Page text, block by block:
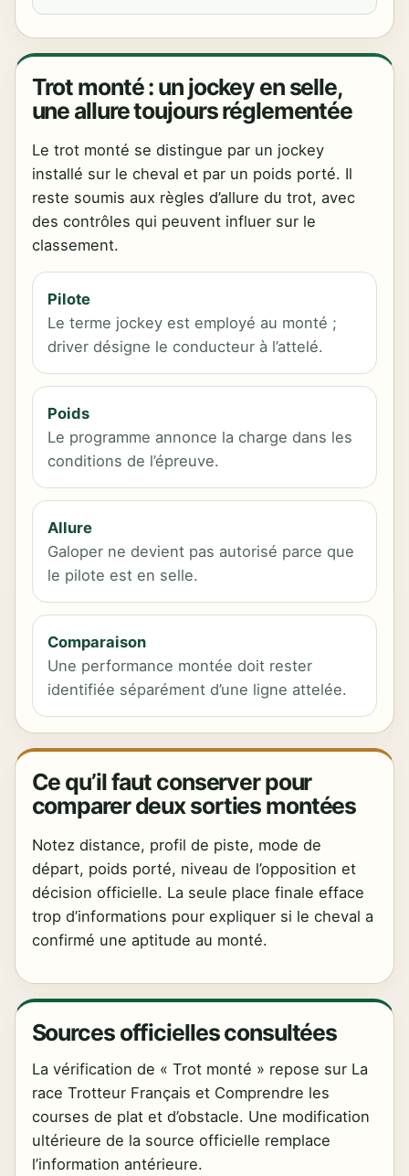
Trot monté : un jockey en selle,
une allure toujours réglementée
Le trot monté se distingue par un jockey
installé sur le cheval et par un poids porté. Il
reste soumis aux règles d’allure du trot, avec
des contrôles qui peuvent influer sur le
classement.
Pilote
Le terme jockey est employé au monté ;
driver désigne le conducteur à l’attelé.
Poids
Le programme annonce la charge dans les
conditions de l’épreuve.
Allure
Galoper ne devient pas autorisé parce que
le pilote est en selle.
Comparaison
Une performance montée doit rester
identifiée séparément d’une ligne attelée.
Ce qu’il faut conserver pour
comparer deux sorties montées
Notez distance, profil de piste, mode de
départ, poids porté, niveau de l’opposition et
décision officielle. La seule place finale efface
trop d’informations pour expliquer si le cheval a
confirmé une aptitude au monté.
Sources officielles consultées
La vérification de « Trot monté » repose sur La
race Trotteur Français et Comprendre les
courses de plat et d’obstacle. Une modification
ultérieure de la source officielle remplace
l’information antérieure.